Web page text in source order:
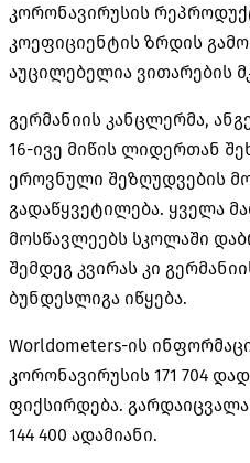
კორონავირუსის
კოეფიციენტის ზრდის
აუცილებელია ვითარების
გერმანიის კანცლერმა,
16-ივე მიწის ლიდერთან
ეროვნული შეზღუდვების
გადაწყვეტილება. ყველა
მოსწავლეებს სკოლაში
შემდეგ კვირას კი
ბუნდესლიგა იწყება.
Worldometers-ის
კორონავირუსის 171 704
ფიქსირდება.
144 400 ადამიანი.